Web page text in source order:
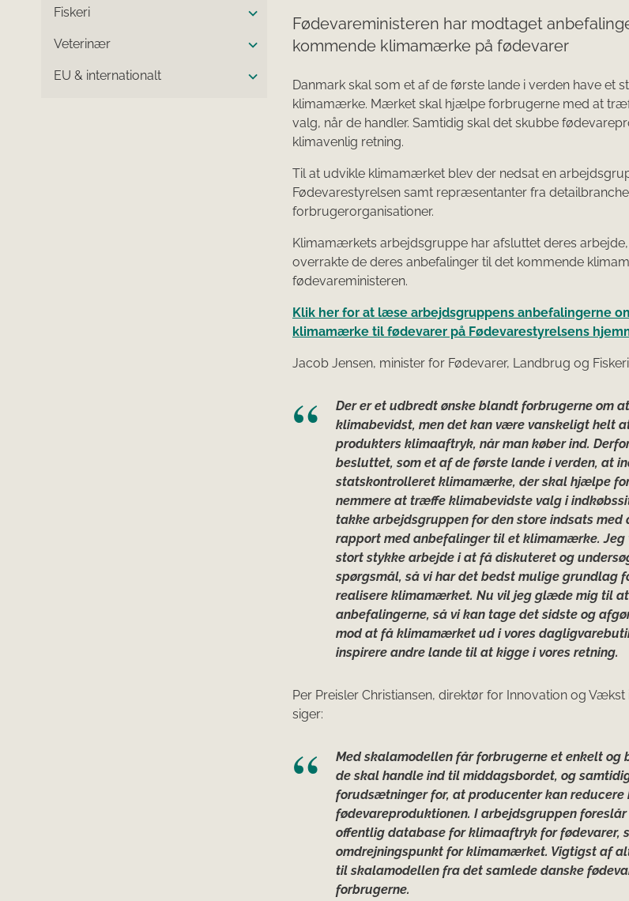
Fiskeri
Veterinær
EU & internationalt
Fødevareministeren har modtaget
kommende klimamærke på fødevarer
Danmark skal som et af de første lande i verden have et
klimamærke. Mærket skal hjælpe forbrugerne med at
valg, når de handler. Samtidig skal det skubbe
klimavenlig retning.
Til at udvikle klimamærket blev der nedsat en
Fødevarestyrelsen samt repræsentanter fra
forbrugerorganisationer.
Klimamærkets arbejdsgruppe har afsluttet deres arbejde,
overrakte de deres anbefalinger til det kommende
fødevareministeren.
Klik her for at læse arbejdsgruppens anbefalingerne
klimamærke til fødevarer på Fødevarestyrelsens
Jacob Jensen, minister for Fødevarer, Landbrug og
Der er et udbredt ønske blandt forbrugerne om
klimabevidst, men det kan være vanskeligt helt
produkters klimaaftryk, når man køber ind.
besluttet, som et af de første lande i verden, at
statskontrolleret klimamærke, der skal hjælpe
nemmere at træffe klimabevidste valg i
takke arbejdsgruppen for den store indsats med
rapport med anbefalinger til et klimamærke. Jeg
stort stykke arbejde i at få diskuteret og
spørgsmål, så vi har det bedst mulige grundlag
realisere klimamærket. Nu vil jeg glæde mig til
anbefalingerne, så vi kan tage det sidste og
mod at få klimamærket ud i vores
inspirere andre lande til at kigge i vores retning.
Per Preisler Christiansen, direktør for Innovation og
siger:
Med skalamodellen får forbrugerne et enkelt og
de skal handle ind til middagsbordet, og
forudsætninger for, at producenter kan reducere
fødevareproduktionen. I arbejdsgruppen
offentlig database for klimaaftryk for fødevarer,
omdrejningspunkt for klimamærket. Vigtigst af
til skalamodellen fra det samlede danske
forbrugerne.